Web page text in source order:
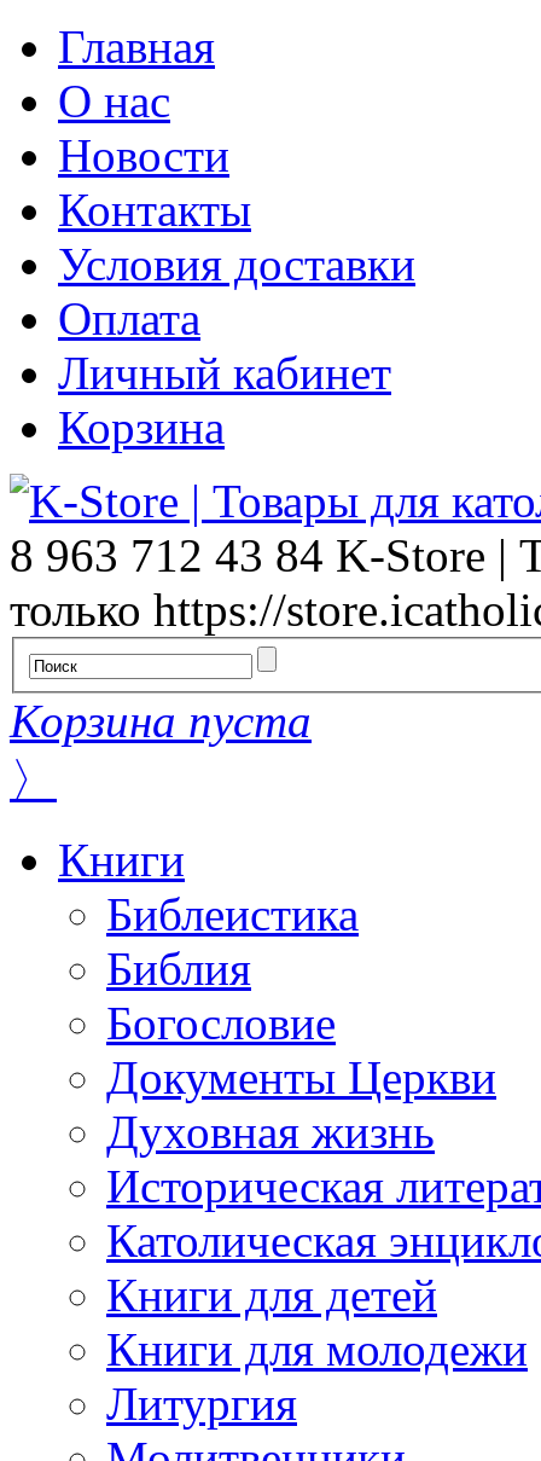
Главная
О нас
Новости
Контакты
Условия доставки
Оплата
Личный кабинет
Корзина
8 963 712 43 84 K-Store |
только https://
Корзина пуста
〉
Книги
Библеистика
Библия
Богословие
Документы Церкви
Духовная жизнь
Историческая
Католическая
Книги для детей
Книги для молодежи
Литургия